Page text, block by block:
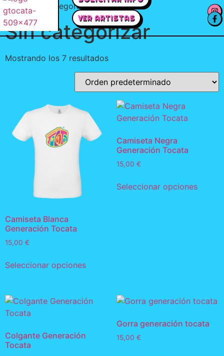
VER ARTISTAS
Inicio / Sin categorizar
Sin categorizar
Mostrando los 7 resultados
Camiseta Blanca
Generación Tocata
15,00 €
Seleccionar opciones
Camiseta Negra
Generación Tocata
15,00 €
Seleccionar opciones
Colgante Generación
Tocata
Gorra generación tocata
15,00 €